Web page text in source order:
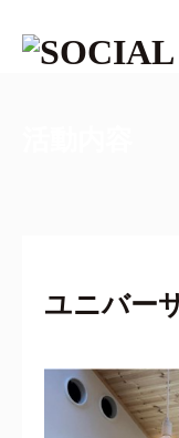
ユニバー